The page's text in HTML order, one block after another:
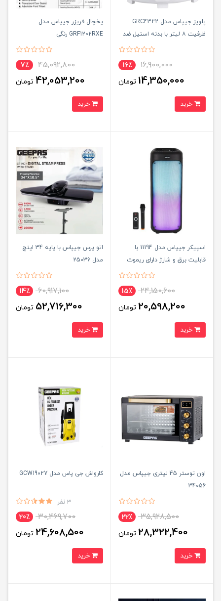
پلوپز جیپاس مدل GRC4322
ظرفیت ۸ لیتر با بدنه استیل ضد
16,900,000 16٪
14,350,000 تومان
یخچال فریزر جیپاس مدل
GRF1202RXE رنگی
45,092,800 7٪
42,053,200 تومان
اسپیکر جیپاس مدل 11194 با
قابلیت برق و شارژ دارای ریموت
24,150,600 15٪
20,598,200 تومان
اتو پرس جیپاس با پایه 34 اینچ
مدل 25036
60,917,100 14٪
52,716,300 تومان
اون توستر 45 لیتری جیپاس مدل
34056
35,928,500 22٪
28,322,400 تومان
کارواش جی پاس مدل GCW19027
3 نفر
30,469,700 20٪
24,608,500 تومان